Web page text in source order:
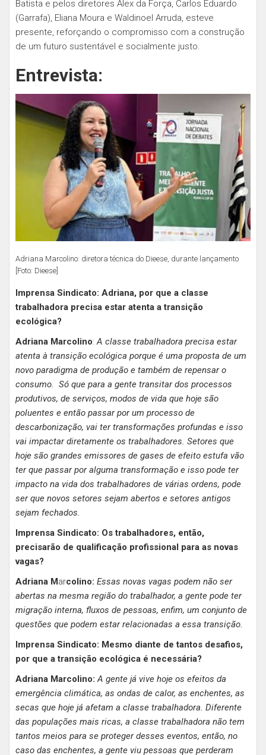
Batista e pelos diretores Alex da Força, Carlos Eduardo
(Garrafa), Eliana Moura e Waldinoel Arruda, esteve
presente, reforçando o compromisso com a construção
de um futuro sustentável e socialmente justo.
Entrevista:
Adriana Marcolino: diretora técnica do Dieese, durante lançamento
[Foto: Dieese]
Imprensa Sindicato: Adriana, por que a classe
trabalhadora precisa estar atenta a transição
ecológica?
Adriana Marcolino:A classe trabalhadora precisa estar
atenta à transição ecológica porque é uma proposta de um
novo paradigma de produção e também de repensar o
consumo. Só que para a gente transitar dos processos
produtivos, de serviços, modos de vida que hoje são
poluentes e então passar por um processo de
descarbonização, vai ter transformações profundas e isso
vai impactar diretamente os trabalhadores. Setores que
hoje são grandes emissores de gases de efeito estufa vão
ter que passar por alguma transformação e isso pode ter
impacto na vida dos trabalhadores de várias ordens, pode
ser que novos setores sejam abertos e setores antigos
sejam fechados.
Imprensa Sindicato: Os trabalhadores, então,
precisarão de qualificação profissional para as novas
vagas?
Adriana M arcolino: Essas novas vagas podem não ser
abertas na mesma região do trabalhador, a gente pode ter
migração interna, fluxos de pessoas, enfim, um conjunto de
questões que podem estar relacionadas a essa transição.
Imprensa Sindicato: Mesmo diante de tantos desafios,
por que a transição ecológica é necessária?
Adriana Marcolino:A gente já vive hoje os efeitos da
emergência climática, as ondas de calor, as enchentes, as
secas que hoje já afetam a classe trabalhadora. Diferente
das populações mais ricas, a classe trabalhadora não tem
tantos meios para se proteger desses eventos, então, no
caso das enchentes, a gente viu pessoas que perderam